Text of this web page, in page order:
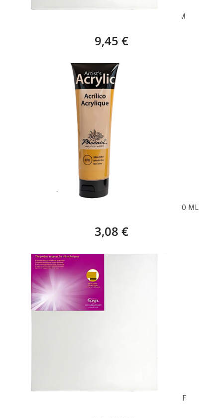
BASTIDOR EUROPA STAR (46 X 27 CM) – 8M
9,45 €
PHOENIX ACRÍLICO AMARILLO OCRE (676) – 120 ML
3,08 €
BASTIDOR EUROPA STAR (65 X 54 CM) – 15F